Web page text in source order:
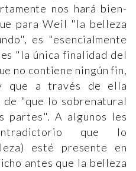
nos hará bien-
para Weil "la belleza
es "esencialmente
"la única finalidad del
no contiene ningún fin,
que a través de ella
"que lo sobrenatural
partes". A algunos les
que lo
esté presente en
antes que la belleza